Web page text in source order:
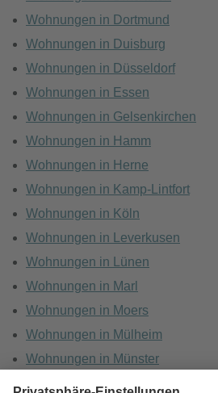
Wohnungen in Dortmund
Wohnungen in Duisburg
Wohnungen in Düsseldorf
Wohnungen in Essen
Wohnungen in Gelsenkirchen
Wohnungen in Hamm
Wohnungen in Herne
Wohnungen in Kamp-Lintfort
Wohnungen in Köln
Wohnungen in Leverkusen
Wohnungen in Lünen
Wohnungen in Marl
Wohnungen in Moers
Wohnungen in Mülheim
Wohnungen in Münster